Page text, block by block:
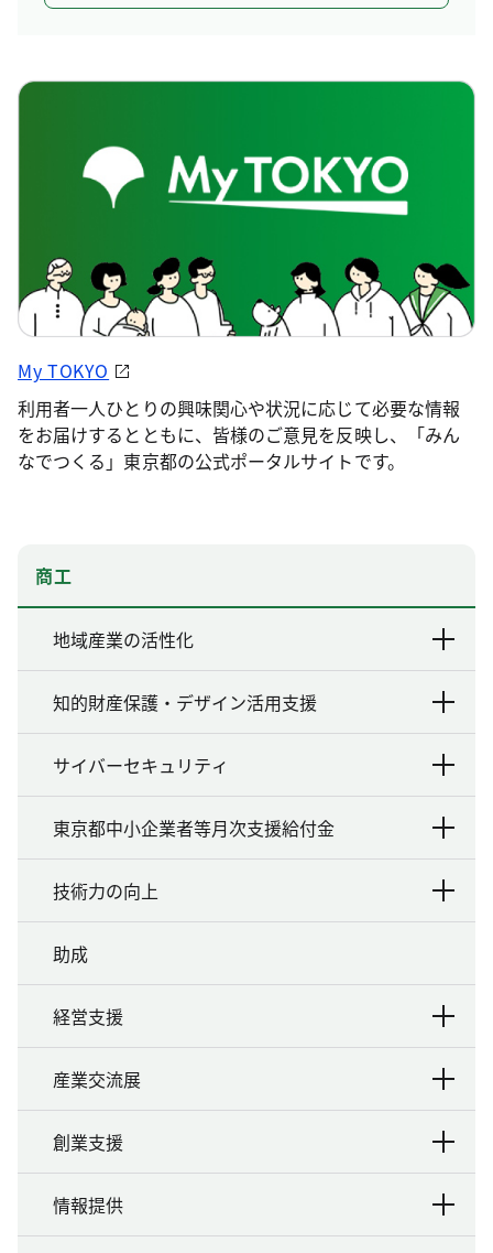
My TOKYO
利用者一人ひとりの興味関心や状況に応じて必要な情報
をお届けするとともに、皆様のご意見を反映し、「みん
なでつくる」東京都の公式ポータルサイトです。
商工
地域産業の活性化
知的財産保護・デザイン活用支援
サイバーセキュリティ
東京都中小企業者等月次支援給付金
技術力の向上
助成
経営支援
産業交流展
創業支援
情報提供